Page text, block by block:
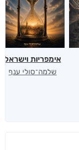
אימפריות וישראל
שלמה־סולי ענף